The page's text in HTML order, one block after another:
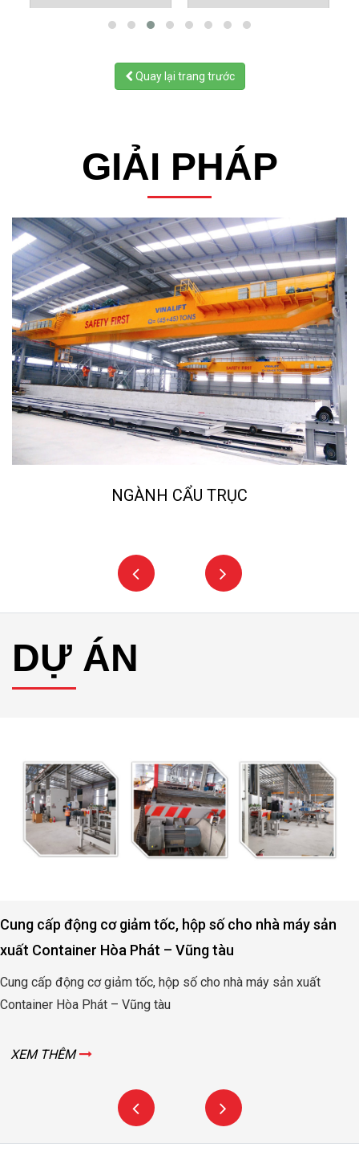
Quay lại trang trước
GIẢI PHÁP
NGÀNH CẨU TRỤC
DỰ ÁN
Cung cấp động cơ giảm tốc, hộp số cho nhà máy sản
xuất Container Hòa Phát – Vũng tàu
Cung cấp động cơ giảm tốc, hộp số cho nhà máy sản xuất
Container Hòa Phát – Vũng tàu
XEM THÊM